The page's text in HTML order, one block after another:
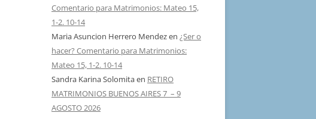
Comentario para Matrimonios: Mateo 15,
1-2. 10-14
Maria Asuncion Herrero Mendezen ¿Ser o
hacer? Comentario para Matrimonios:
Mateo 15, 1-2. 10-14
Sandra Karina Solomitaen RETIRO
MATRIMONIOS BUENOS AIRES 7 – 9
AGOSTO 2026